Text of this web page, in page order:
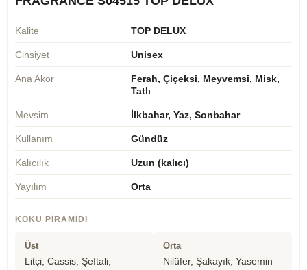
Kalite TOP DELUX
Cinsiyet Unisex
Ana Akor
Ferah, Çiçeksi, Meyvemsi, Misk,
Tatlı
Mevsim İlkbahar, Yaz, Sonbahar
Kullanım Gündüz
Kalıcılık Uzun (kalıcı)
Yayılım Orta
KOKU PIRAMIDI
Üst
Litçi, Cassis, Şeftali,
Orta
Nilüfer, Şakayık, Yasemin